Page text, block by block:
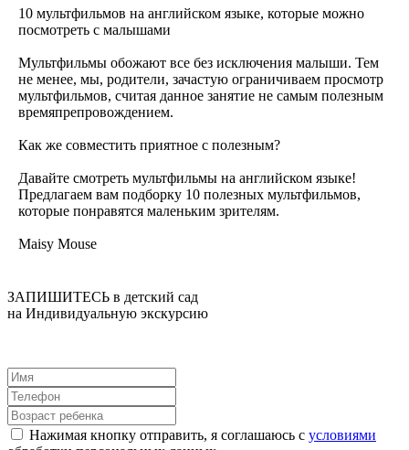
10 мультфильмов на английском языке, которые можно
посмотреть с малышами
Мультфильмы обожают все без исключения малыши. Тем
не менее, мы, родители, зачастую ограничиваем просмотр
мультфильмов, считая данное занятие не самым полезным
времяпрепровождением.
Как же совместить приятное с полезным?
Давайте смотреть мультфильмы на английском языке!
Предлагаем вам подборку 10 полезных мультфильмов,
которые понравятся маленьким зрителям.
Maisy Mouse
ЗАПИШИТЕСЬ в детский сад
на Индивидуальную экскурсию
Нажимая кнопку отправить, я соглашаюсь с условиями